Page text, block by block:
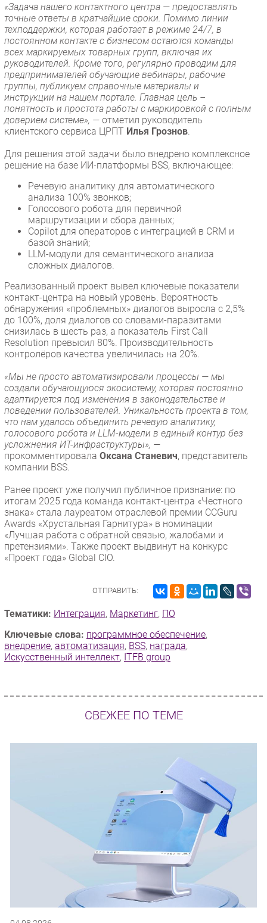
«Задача нашего контактного центра — предоставлять
точные ответы в кратчайшие сроки. Помимо линии
техподдержки, которая работает в режиме 24/7, в
постоянном контакте с бизнесом остаются команды
всех маркируемых товарных групп, включая их
руководителей. Кроме того, регулярно проводим для
предпринимателей обучающие вебинары, рабочие
группы, публикуем справочные материалы и
инструкции на нашем портале. Главная цель –
понятность и простота работы с маркировкой с полным
доверием системе», — отметил руководитель
клиентского сервиса ЦРПТ Илья Грознов
Для решения этой задачи было внедрено комплексное
решение на базе ИИ-платформы BSS, включающее:
Речевую аналитику для автоматического
анализа 100% звонков;
Голосового робота для первичной
маршрутизации и сбора данных;
Copilot для операторов с интеграцией в CRM и
базой знаний;
LLM-модули для семантического анализа
сложных диалогов.
Реализованный проект вывел ключевые показатели
контакт-центра на новый уровень. Вероятность
обнаружения «проблемных» диалогов выросла с 2,5%
до 100%, доля диалогов со словами-паразитами
снизилась в шесть раз, а показатель First Call
Resolution превысил 80%. Производительность
контролёров качества увеличилась на 20%.
«Мы не просто автоматизировали процессы — мы
создали обучающуюся экосистему, которая постоянно
адаптируется под изменения в законодательстве и
поведении пользователей. Уникальность проекта в том,
что нам удалось объединить речевую аналитику,
голосового робота и LLM-модели в единый контур без
усложнения ИТ-инфраструктуры», —
прокомментировала Оксана Станевич, представитель
компании BSS.
Ранее проект уже получил публичное признание: по
итогам 2025 года команда контакт-центра «Честного
знака» стала лауреатом отраслевой премии CCGuru
Awards «Хрустальная Гарнитура» в номинации
«Лучшая работа с обратной связью, жалобами и
претензиями». Также проект выдвинут на конкурс
«Проект года» Global CIO.
ОТПРАВИТЬ:
Тематики: Интеграция, Маркетинг, ПО
Ключевые слова: программное обеспечение,
внедрение, автоматизация, BSS, награда,
Искусственный интеллект, ITFB group
СВЕЖЕЕ ПО ТЕМЕ